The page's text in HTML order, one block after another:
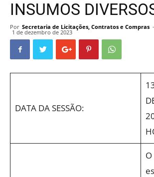
INSUMOS
Por Secretaria de Licitações, Contratos e Compras -
1 de dezembro de 2023
DATA DA SESSÃO: